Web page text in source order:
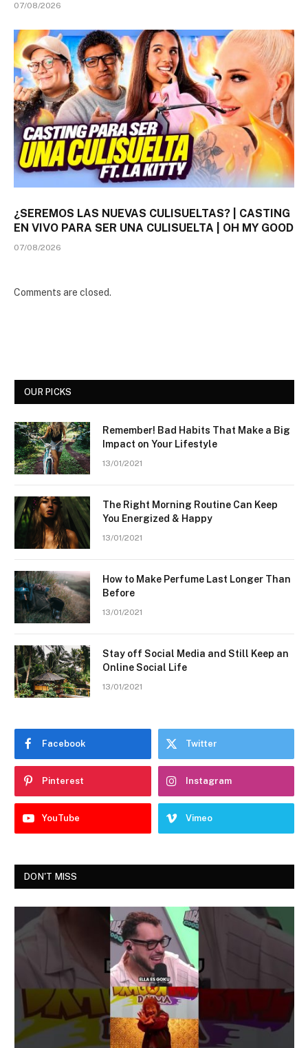
07/08/2026
¿SEREMOS LAS NUEVAS CULISUELTAS? | CASTING
EN VIVO PARA SER UNA CULISUELTA | OH MY GOOD
07/08/2026
Comments are closed.
OUR PICKS
Remember! Bad Habits That Make a Big
Impact on Your Lifestyle
13/01/2021
The Right Morning Routine Can Keep
You Energized & Happy
13/01/2021
How to Make Perfume Last Longer Than
Before
13/01/2021
Stay off Social Media and Still Keep an
Online Social Life
13/01/2021
Facebook Twitter
Pinterest Instagram
YouTube Vimeo
DON'T MISS